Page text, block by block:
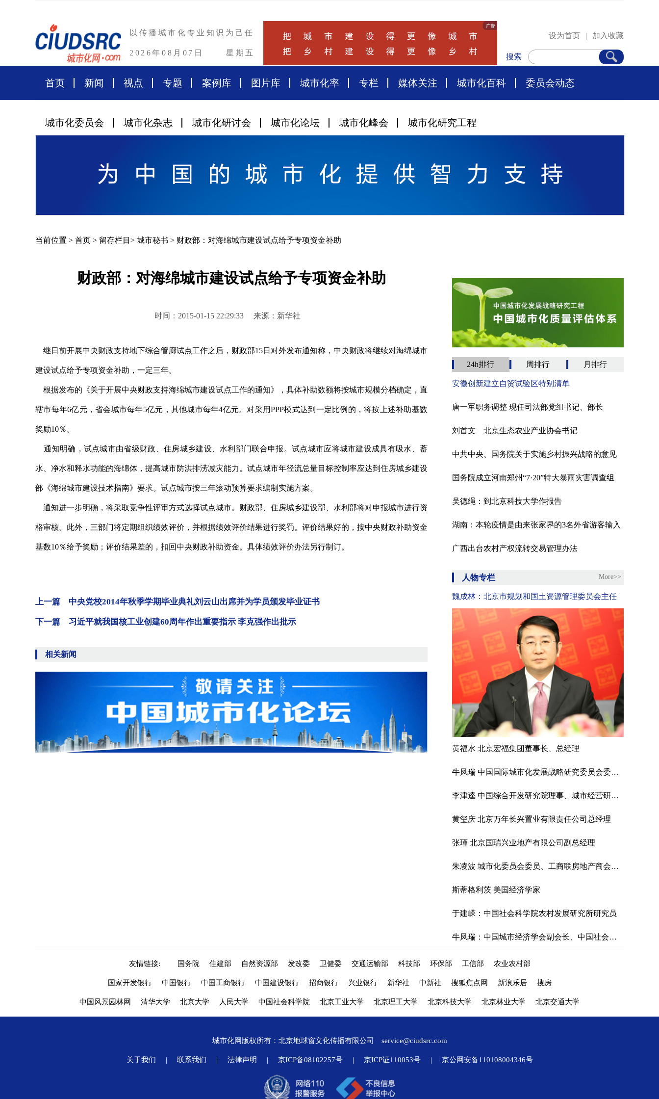
以传播城市化专业知识为己任
2026年08月07日 星期五
设为首页 | 加入收藏
搜索
首页 新闻 视点 专题 案例库 图片库 城市化率 专栏 媒体关注 城市化百科 委员会动态
城市化委员会 城市化杂志 城市化研讨会 城市化论坛 城市化峰会 城市化研究工程
当前位置 > 首页 > 留存栏目 > 城市秘书 > 财政部：对海绵城市建设试点给予专项资金补助
财政部：对海绵城市建设试点给予专项资金补助
时间：2015-01-15 22:29:33 来源：新华社
继日前开展中央财政支持地下综合管廊试点工作之后，财政部15日对外发布通知称，中央财政将继续对海绵城市
建设试点给予专项资金补助，一定三年。
根据发布的《关于开展中央财政支持海绵城市建设试点工作的通知》，具体补助数额将按城市规模分档确定，直
辖市每年6亿元，省会城市每年5亿元，其他城市每年4亿元。对采用PPP模式达到一定比例的，将按上述补助基数
奖励10％。
通知明确，试点城市由省级财政、住房城乡建设、水利部门联合申报。试点城市应将城市建设成具有吸水、蓄
水、净水和释水功能的海绵体，提高城市防洪排涝减灾能力。试点城市年径流总量目标控制率应达到住房城乡建设
部《海绵城市建设技术指南》要求。试点城市按三年滚动预算要求编制实施方案。
通知进一步明确，将采取竞争性评审方式选择试点城市。财政部、住房城乡建设部、水利部将对申报城市进行资
格审核。此外，三部门将定期组织绩效评价，并根据绩效评价结果进行奖罚。评价结果好的，按中央财政补助资金
基数10％给予奖励；评价结果差的，扣回中央财政补助资金。具体绩效评价办法另行制订。
上一篇 中央党校2014年秋季学期毕业典礼刘云山出席并为学员颁发毕业证书
下一篇 习近平就我国核工业创建60周年作出重要指示 李克强作出批示
相关新闻
24h排行 周排行 月排行
安徽创新建立自贸试验区特别清单
唐一军职务调整 现任司法部党组书记、部长
刘首文 北京生态农业产业协会书记
中共中央、国务院关于实施乡村振兴战略的意见
国务院成立河南郑州“7·20”特大暴雨灾害调查组
吴德绳：到北京科技大学作报告
湖南：本轮疫情是由来张家界的3名外省游客输入
广西出台农村产权流转交易管理办法
人物专栏 More>>
魏成林：北京市规划和国土资源管理委员会主任
黄福水 北京宏福集团董事长、总经理
牛凤瑞 中国国际城市化发展战略研究委员会委员、中国社科院城市发展与环境研究中心原主任、中国城市经济学会副会长
李津逵 中国综合开发研究院理事、城市经营研究中心主任研究员
黄玺庆 北京万年长兴置业有限责任公司总经理
张瑾 北京国瑞兴业地产有限公司副总经理
朱凌波 城市化委员会委员、工商联房地产商会商业不动产专业委员会主任兼秘书长
斯蒂格利茨 美国经济学家
于建嵘：中国社会科学院农村发展研究所研究员
牛凤瑞：中国城市经济学会副会长、中国社会科学院城市发展与环境研究所研究员
友情链接: 国务院 住建部 自然资源部 发改委 卫健委 交通运输部 科技部 环保部 工信部 农业农村部
国家开发银行 中国银行 中国工商银行 中国建设银行 招商银行 兴业银行 新华社 中新社 搜狐焦点网 新浪乐居 搜房
中国风景园林网 清华大学 北京大学 人民大学 中国社会科学院 北京工业大学 北京理工大学 北京科技大学 北京林业大学 北京交通大学
城市化网版权所有：北京地球窗文化传播有限公司 service@ciudsrc.com
关于我们 | 联系我们 | 法律声明 | 京ICP备08102257号 | 京ICP证110053号 | 京公网安备110108004346号